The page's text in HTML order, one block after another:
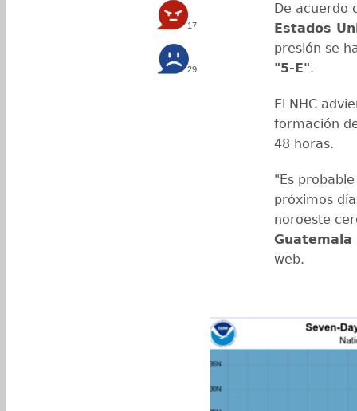
17
29
De acuerdo
Estados
presión se
"5-E".
El NHC
formación
48 horas.
"Es
próximos
noroeste
web.